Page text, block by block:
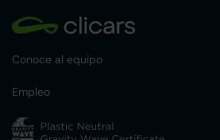
Conoce al equipo
Empleo